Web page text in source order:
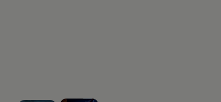
Volkswagen Kundenbetreuung